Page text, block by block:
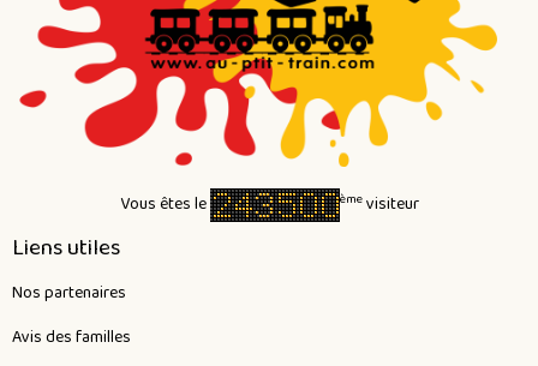
Vous êtes le èmevisiteur
Liens utiles
Nos partenaires
Avis des familles